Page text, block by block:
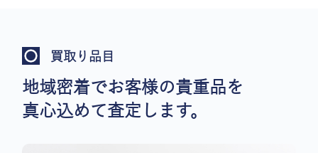
買取り品目
地域密着でお客様の貴重品を
真心込めて査定します。